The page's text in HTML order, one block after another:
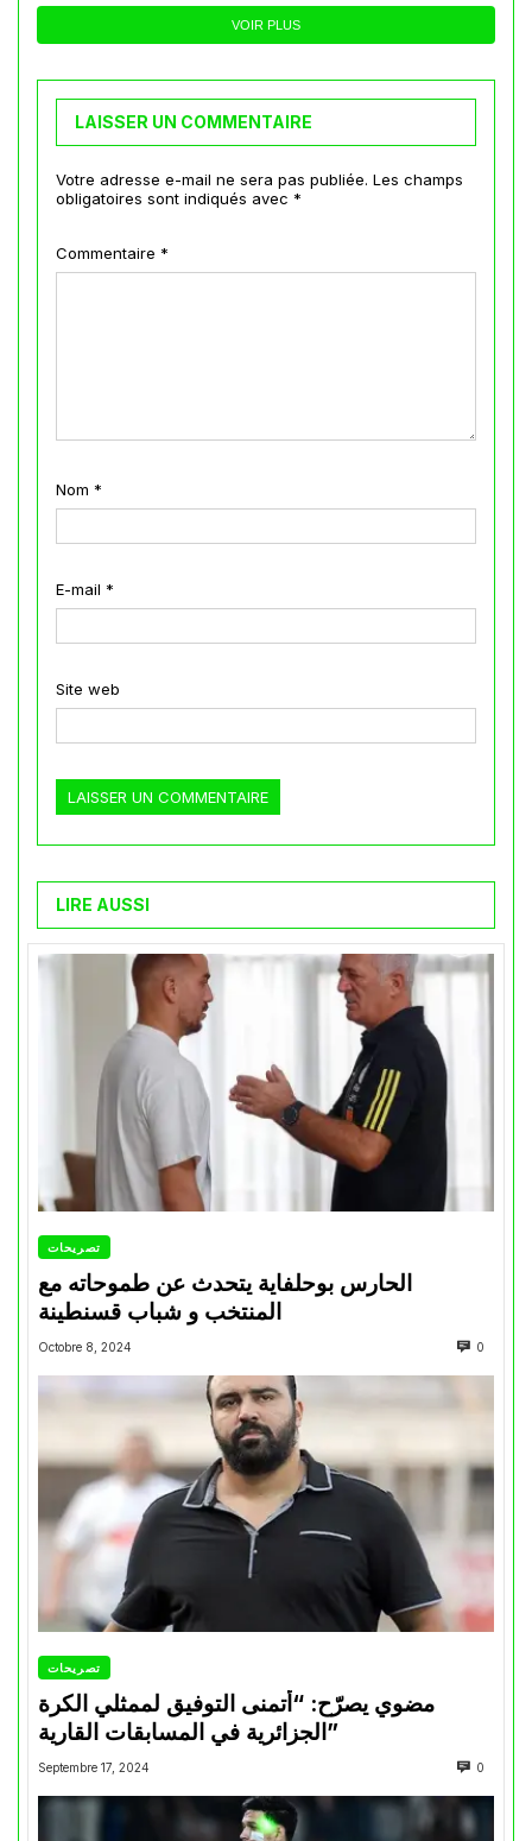
VOIR PLUS
LAISSER UN COMMENTAIRE
Votre adresse e-mail ne sera pas publiée. Les champs
obligatoires sont indiqués avec *
Commentaire *
Nom *
E-mail *
Site web
LIRE AUSSI
تصريحات
الحارس بوحلفاية يتحدث عن طموحاته مع
المنتخب و شباب قسنطينة
Octobre 8, 2024 0
تصريحات
مضوي يصرّح: “أتمنى التوفيق لممثلي الكرة
الجزائرية في المسابقات القارية”
Septembre 17, 2024 0